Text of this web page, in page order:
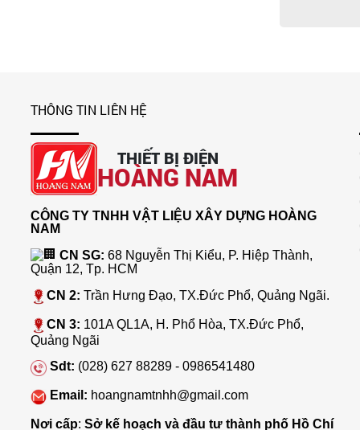
THÔNG TIN LIÊN HỆ
THIẾT BỊ ĐIỆN
HOÀNG NAM
CÔNG TY TNHH VẬT LIỆU XÂY DỰNG HOÀNG
NAM
CN SG: 68 Nguyễn Thị Kiểu, P. Hiệp Thành,
Quận 12, Tp. HCM
CN 2: Trần Hưng Đạo, TX.Đức Phổ, Quảng Ngãi.
CN 3: 101A QL1A, H. Phổ Hòa, TX.Đức Phổ,
Quảng Ngãi
Sdt: (028) 627 88289 - 0986541480
Email: hoangnamtnhh@gmail.com
Nơi cấp: Sở kế hoạch và đầu tư thành phố Hồ Chí